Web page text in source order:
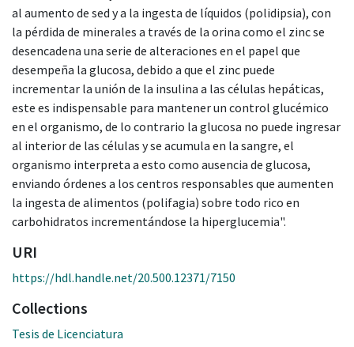
al aumento de sed y a la ingesta de líquidos (polidipsia), con
la pérdida de minerales a través de la orina como el zinc se
desencadena una serie de alteraciones en el papel que
desempeña la glucosa, debido a que el zinc puede
incrementar la unión de la insulina a las células hepáticas,
este es indispensable para mantener un control glucémico
en el organismo, de lo contrario la glucosa no puede ingresar
al interior de las células y se acumula en la sangre, el
organismo interpreta a esto como ausencia de glucosa,
enviando órdenes a los centros responsables que aumenten
la ingesta de alimentos (polifagia) sobre todo rico en
carbohidratos incrementándose la hiperglucemia".
URI
https://hdl.handle.net/20.500.12371/7150
Collections
Tesis de Licenciatura